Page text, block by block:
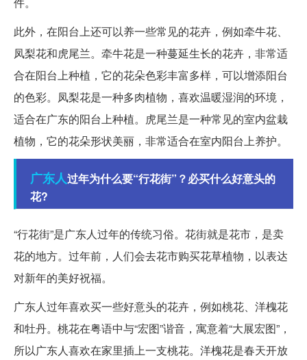
此外，在阳台上还可以养一些常见的花卉，例如牵牛花、
凤梨花和虎尾兰。牵牛花是一种蔓延生长的花卉，非常适
合在阳台上种植，它的花朵色彩丰富多样，可以增添阳台
的色彩。凤梨花是一种多肉植物，喜欢温暖湿润的环境，
适合在广东的阳台上种植。虎尾兰是一种常见的室内盆栽
植物，它的花朵形状美丽，非常适合在室内阳台上养护。
广东人过年为什么要“行花街”？必买什么好意头的
花?
“行花街”是广东人过年的传统习俗。花街就是花市，是卖
花的地方。过年前，人们会去花市购买花草植物，以表达
对新年的美好祝福。
广东人过年喜欢买一些好意头的花卉，例如桃花、洋槐花
和牡丹。桃花在粤语中与“宏图”谐音，寓意着“大展宏图”，
所以广东人喜欢在家里插上一支桃花。洋槐花是春天开放